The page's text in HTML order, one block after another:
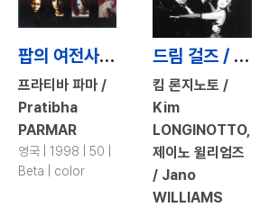
팝의 여전사 / The Righteous Babes
프라티바 파마 /
Pratibha
PARMAR
영국 | 1998 | 50 |
Beta | color
드림 걸즈 / Dream Girls
킴 론지노토 /
Kim
LONGINOTTO,
제이노 윌리엄즈
/ Jano
WILLIAMS